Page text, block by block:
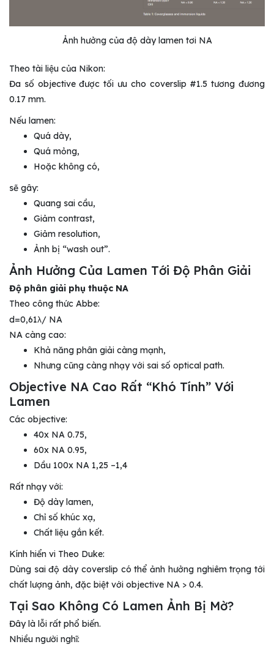
Ảnh hưởng của độ dày lamen tơi NA
Theo tài liệu của Nikon:
Đa số objective được tối ưu cho coverslip #1.5 tương đương
0.17 mm.
Nếu lamen:
Quá dày,
Quá mỏng,
Hoặc không có,
sẽ gây:
Quang sai cầu,
Giảm contrast,
Giảm resolution,
Ảnh bị “wash out”.
Ảnh Hưởng Của Lamen Tới Độ Phân Giải
Độ phân giải phụ thuộc NA
Theo công thức Abbe:
d=0,61λ/ NA
NA càng cao:
Khả năng phân giải càng mạnh,
Nhưng cũng càng nhạy với sai số optical path.
Objective NA Cao Rất “Khó Tính” Với
Lamen
Các objective:
40x NA 0.75,
60x NA 0.95,
Dầu 100x NA 1,25 –1,4
Rất nhạy với:
Độ dày lamen,
Chỉ số khúc xạ,
Chất liệu gắn kết.
Kính hiển vi Theo Duke:
Dùng sai độ dày coverslip có thể ảnh hưởng nghiêm trọng tới
chất lượng ảnh, đặc biệt với objective NA > 0.4.
Tại Sao Không Có Lamen Ảnh Bị Mờ?
Đây là lỗi rất phổ biến.
Nhiều người nghĩ: